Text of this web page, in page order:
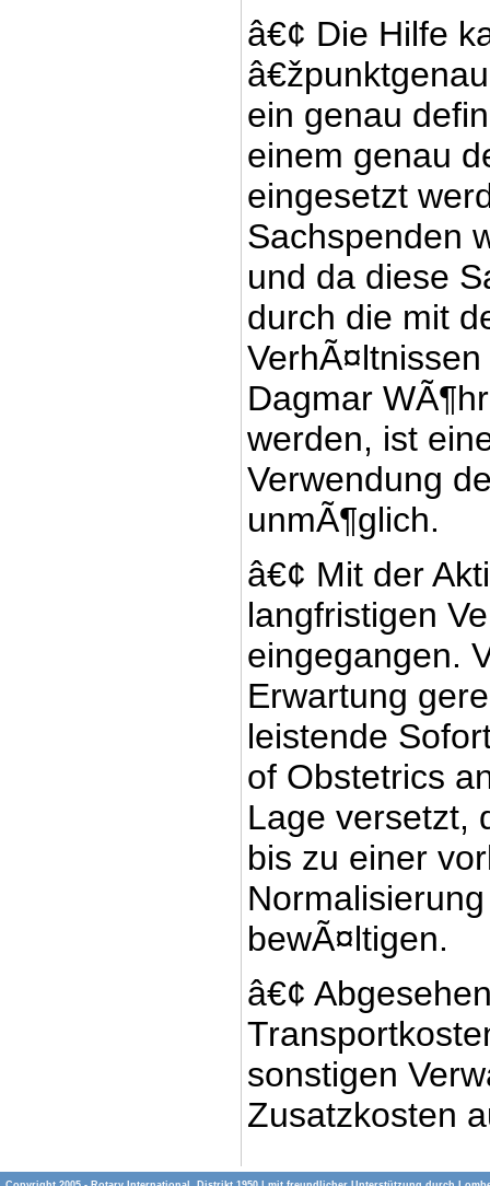
â€¢ Die Hilfe
ein genau
einem genau
eingesetzt
Sachspenden
und da diese
durch die mit
Dagmar
werden, ist
Verwendung
unmÃ¶glich.
â€¢ Mit der
langfristigen
eingegangen.
Erwartung
leistende
of Obstetrics
Lage versetzt,
bis zu einer
bewÃ¤ltigen.
â€¢
sonstigen
Zusatzkosten